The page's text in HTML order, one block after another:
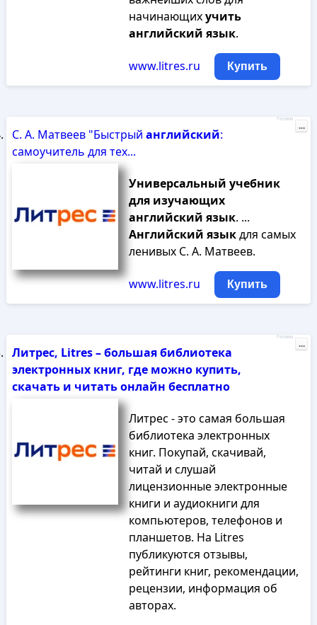
начинающихучить
английский язык.
www.litres.ru Купить
С. А. Матвеев "Быстрый английский:
самоучитель для тех...
Универсальный учебник
для изучающих
английский язык. ...
Английский языкдля самых
ленивых С. А. Матвеев.
www.litres.ru Купить
Реклама
...
Литрес, Litres – большая библиотека
электронных книг, где можно купить,
скачать и читать онлайн бесплатно
Литрес - это самая большая
библиотека электронных
книг. Покупай, скачивай,
читай и слушай
лицензионные электронные
книги и аудиокниги для
компьютеров, телефонов и
планшетов. На Litres
публикуются отзывы,
рейтинги книг, рекомендации,
рецензии, информация об
авторах.
Реклама
...